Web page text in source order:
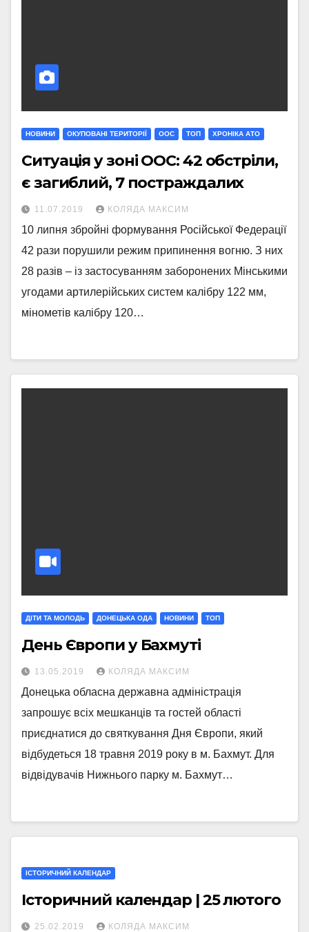
НОВИНИ ОКУПОВАНІ ТЕРИТОРІЇ ООС ТОП ХРОНІКА АТО
Ситуація у зоні ООС: 42 обстріли,
є загиблий, 7 постраждалих
11.07.2019 КОЛЯДА МАКСИМ
10 липня збройні формування Російської Федерації
42 рази порушили режим припинення вогню. З них
28 разів – із застосуванням заборонених Мінськими
угодами артилерійських систем калібру 122 мм,
мінометів калібру 120…
ДІТИ ТА МОЛОДЬ ДОНЕЦЬКА ОДА НОВИНИ ТОП
День Європи у Бахмуті
13.05.2019 КОЛЯДА МАКСИМ
Донецька обласна державна адміністрація
запрошує всіх мешканців та гостей області
приєднатися до святкування Дня Європи, який
відбудеться 18 травня 2019 року в м. Бахмут. Для
відвідувачів Нижнього парку м. Бахмут…
ІСТОРИЧНИЙ КАЛЕНДАР
Історичний календар | 25 лютого
25.02.2019 КОЛЯДА МАКСИМ